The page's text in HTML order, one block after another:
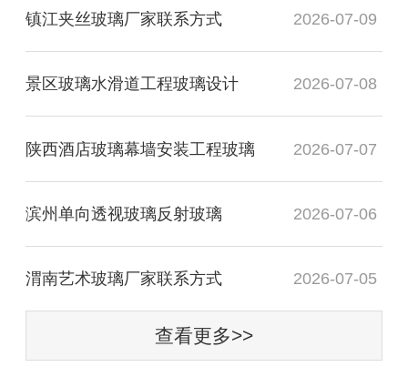
镇江夹丝玻璃厂家联系方式 2026-07-09
景区玻璃水滑道工程玻璃设计 2026-07-08
陕西酒店玻璃幕墙安装工程玻璃 2026-07-07
滨州单向透视玻璃反射玻璃 2026-07-06
渭南艺术玻璃厂家联系方式 2026-07-05
查看更多>>